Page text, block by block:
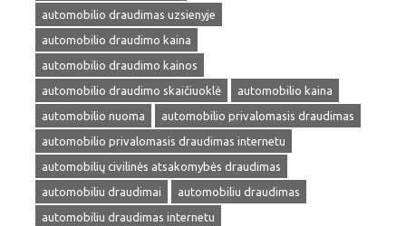
automobilio draudimas uzsienyje
automobilio draudimo kaina
automobilio draudimo kainos
automobilio draudimo skaičiuoklė
automobilio kaina
automobilio nuoma
automobilio privalomasis draudimas
automobilio privalomasis draudimas internetu
automobilių civilinės atsakomybės draudimas
automobiliu draudimai
automobiliu draudimas
automobiliu draudimas internetu